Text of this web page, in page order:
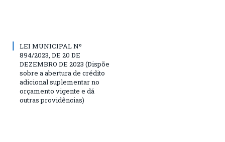
LEI MUNICIPAL Nº
894/2023, DE 20 DE
DEZEMBRO DE 2023 (Dispõe
sobre a abertura de crédito
adicional suplementar no
orçamento vigente e dá
outras providências)